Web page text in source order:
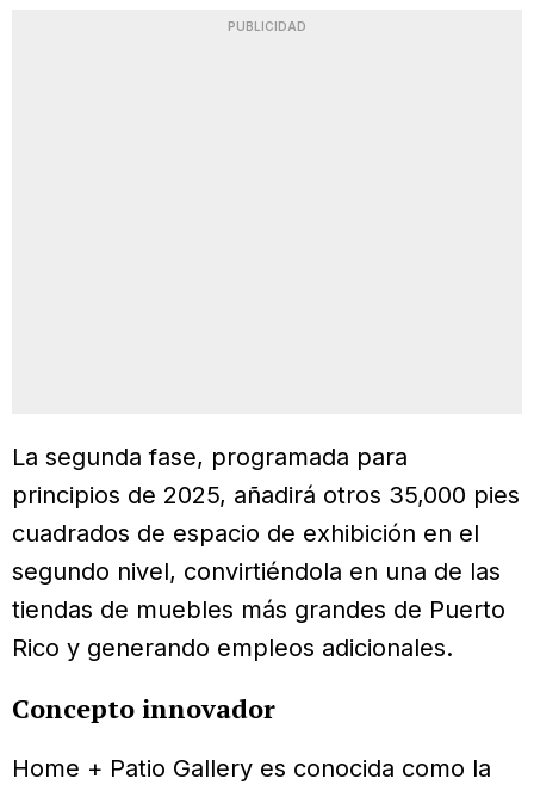
PUBLICIDAD
La segunda fase, programada para
principios de 2025, añadirá otros 35,000 pies
cuadrados de espacio de exhibición en el
segundo nivel, convirtiéndola en una de las
tiendas de muebles más grandes de Puerto
Rico y generando empleos adicionales.
Concepto innovador
Home + Patio Gallery es conocida como la